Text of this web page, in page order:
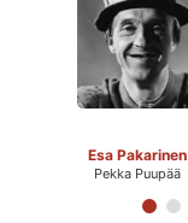
Esa Pakarinen
Pekka Puupää